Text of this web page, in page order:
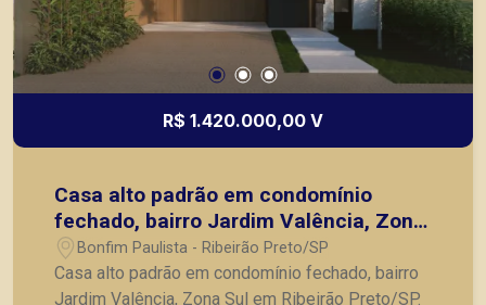
R$ 1.420.000,00 V
Casa alto padrão em condomínio
fechado, bairro Jardim Valência, Zona
Sul em Ribeirão Preto/SP.
Bonfim Paulista - Ribeirão Preto/SP
Casa alto padrão em condomínio fechado, bairro
Jardim Valência, Zona Sul em Ribeirão Preto/SP.